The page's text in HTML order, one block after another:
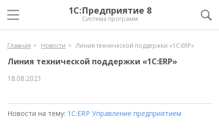
1С:Предприятие 8
Система программ
Главная Новости Линия технической поддержки «1С:ERP»
Линия технической поддержки «1С:ERP»
18.08.2021
Новости на тему: 1С:ERP Управление предприятием